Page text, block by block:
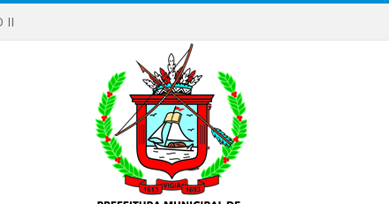
II